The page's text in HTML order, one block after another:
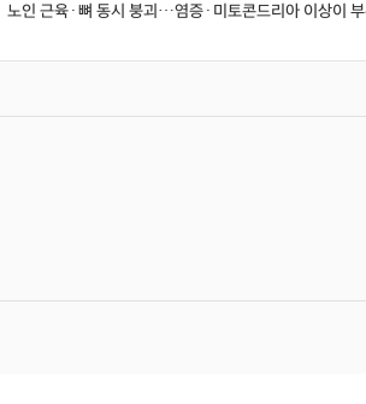
노인 근육·뼈 동시 붕괴…염증·미토콘드리아 이상이